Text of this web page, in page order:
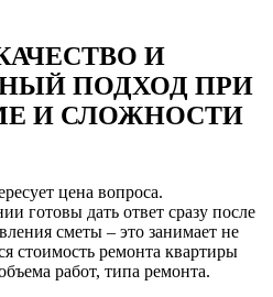
И
ПОДХОД ПРИ
И СЛОЖНОСТИ
цена вопроса.
готовы дать ответ сразу после
сметы – это занимает не
стоимость ремонта квартиры
работ, типа ремонта.